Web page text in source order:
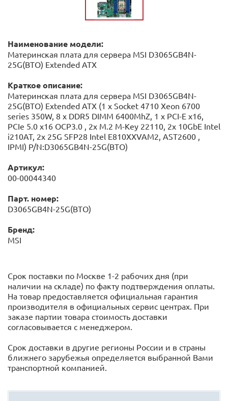
Наименование модели:
Материнская плата для сервера MSI D3065GB4N-
25G(BTO) Extended ATX
Краткое описание:
Материнская плата для сервера MSI D3065GB4N-
25G(BTO) Extended ATX (1 x Socket 4710 Xeon 6700
series 350W, 8 x DDR5 DIMM 6400MhZ, 1 x PCI-E x16,
PCIe 5.0 x16 OCP3.0 , 2x M.2 M-Key 22110, 2x 10GbE Intel
i210AT, 2x 25G SFP28 Intel E810XXVAM2, AST2600 ,
IPMI) P/N:D3065GB4N-25G(BTO)
Артикул:
00-00044340
Парт. номер:
D3065GB4N-25G(BTO)
Бренд:
MSI
Срок поставки по Москве 1-2 рабочих дня (при
наличии на складе) по факту подтверждения оплаты.
На товар предоставляется официальная гарантия
производителя в официальных сервис центрах. При
заказе партии товара стоимость доставки
согласовывается с менеджером.
Срок доставки в другие регионы России и в страны
ближнего зарубежья определяется выбранной Вами
транспортной компанией.